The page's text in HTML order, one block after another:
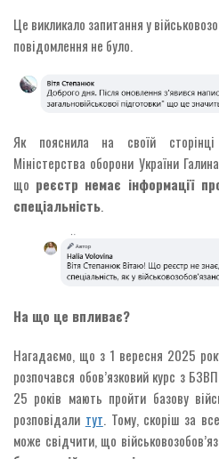
Це викликало запитання у
повідомлення не було.
Як пояснила на своїй
Міністерства оборони України
що реєстр немає інформації
спеціальність.
На що це впливає?
Нагадаємо, що з 1 вересня 2025
розпочався обов’язковий курс з
25 років мають пройти базову
розповідали тут. Тому, скоріш за
може свідчити, що